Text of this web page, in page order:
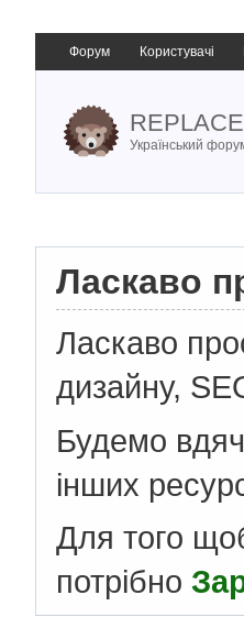
Форум Користувачі
REPLACE
Український
Ласкаво
Ласкаво
дизайну,
Будемо
інших
Для того
потрібно